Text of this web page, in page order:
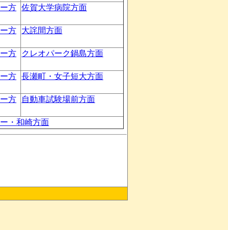
方 佐賀大学病院方面
方
大詫間方面
方
クレオパーク鍋島方面
方 長瀬町・女子短大方面
方
自動車試験場前方面
・和崎方面